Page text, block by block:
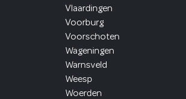
Vlaardingen
Voorburg
Voorschoten
Wageningen
Warnsveld
Weesp
Woerden